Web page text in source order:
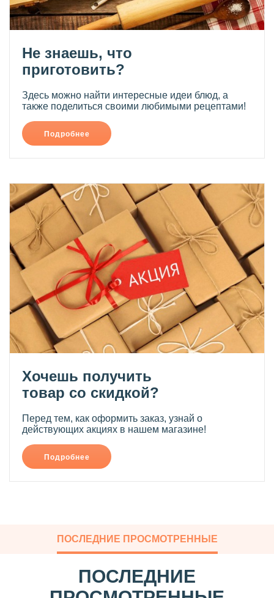
Не знаешь, что
приготовить?
Здесь можно найти интересные идеи блюд, а
также поделиться своими любимыми рецептами!
Подробнее
Хочешь получить
товар со скидкой?
Перед тем, как оформить заказ, узнай о
действующих акциях в нашем магазине!
Подробнее
ПОСЛЕДНИЕ ПРОСМОТРЕННЫЕ
ПОСЛЕДНИЕ